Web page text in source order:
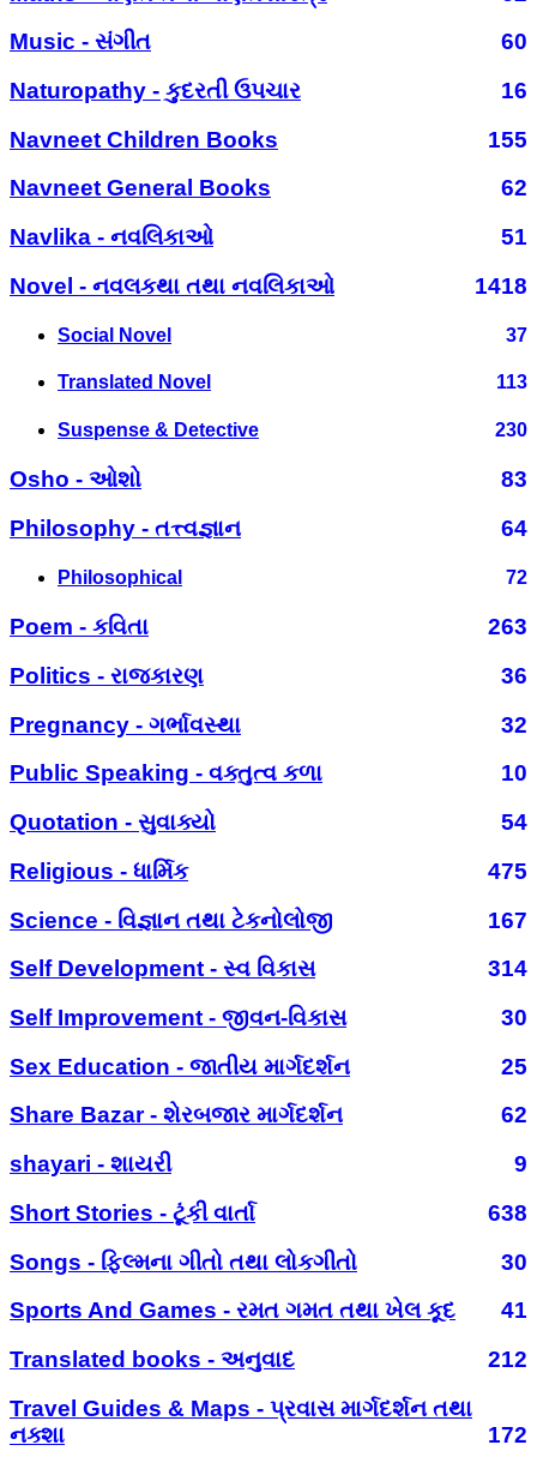
Music - સંગીત
60
Naturopathy - કુદરતી ઉપચાર
16
Navneet Children Books
155
Navneet General Books
62
Navlika - નવલિકાઓ
51
Novel - નવલકથા તથા નવલિકાઓ
1418
Social Novel 37
Translated Novel 113
Suspense & Detective 230
Osho - ઓશો
83
Philosophy - તત્ત્વજ્ઞાન
64
Philosophical 72
Poem - કવિતા
263
Politics - રાજકારણ
36
Pregnancy - ગર્ભાવસ્થા
32
Public Speaking - વક્તુત્વ કળા
10
Quotation - સુવાક્યો
54
Religious - ધાર્મિક
475
Science - વિજ્ઞાન તથા ટેકનોલોજી
167
Self Development - સ્વ વિકાસ
314
Self Improvement - જીવન-વિકાસ
30
Sex Education - જાતીય માર્ગદર્શન
25
Share Bazar - શેરબજાર માર્ગદર્શન
62
shayari - શાયરી
9
Short Stories - ટૂંકી વાર્તા
638
Songs - ફિલ્મના ગીતો તથા લોકગીતો
30
Sports And Games - રમત ગમત તથા ખેલ કૂદ
41
Translated books - અનુવાદ
212
Travel Guides & Maps - પ્રવાસ માર્ગદર્શન તથા
નક્શા
172